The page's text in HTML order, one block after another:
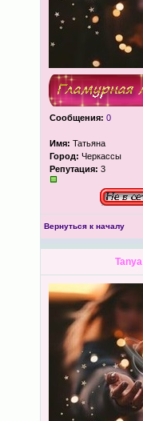
Сообщения: 0
Имя: Татьяна
Город: Черкассы
Репутация: 3
Вернуться к началу
Tanya